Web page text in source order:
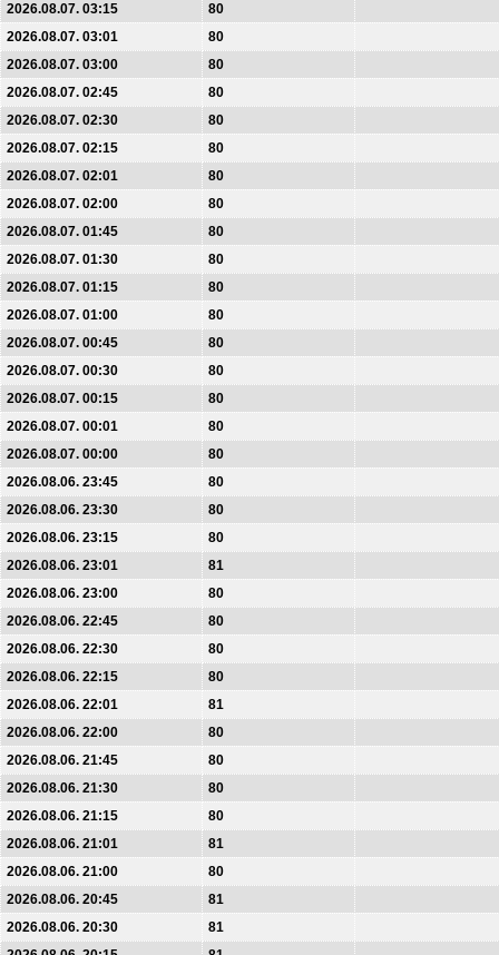
2026.08.07. 03:15
80
2026.08.07. 03:01
80
2026.08.07. 03:00
80
2026.08.07. 02:45
80
2026.08.07. 02:30
80
2026.08.07. 02:15
80
2026.08.07. 02:01
80
2026.08.07. 02:00
80
2026.08.07. 01:45
80
2026.08.07. 01:30
80
2026.08.07. 01:15
80
2026.08.07. 01:00
80
2026.08.07. 00:45
80
2026.08.07. 00:30
80
2026.08.07. 00:15
80
2026.08.07. 00:01
80
2026.08.07. 00:00
80
2026.08.06. 23:45
80
2026.08.06. 23:30
80
2026.08.06. 23:15
80
2026.08.06. 23:01
81
2026.08.06. 23:00
80
2026.08.06. 22:45
80
2026.08.06. 22:30
80
2026.08.06. 22:15
80
2026.08.06. 22:01
81
2026.08.06. 22:00
80
2026.08.06. 21:45
80
2026.08.06. 21:30
80
2026.08.06. 21:15
80
2026.08.06. 21:01
81
2026.08.06. 21:00
80
2026.08.06. 20:45
81
2026.08.06. 20:30
81